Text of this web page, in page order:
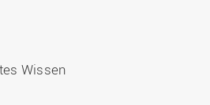
Wissen